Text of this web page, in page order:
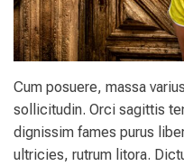
Cum posuere, massa
sollicitudin. Orci sagittis
dignissim fames purus
ultricies, rutrum litora.